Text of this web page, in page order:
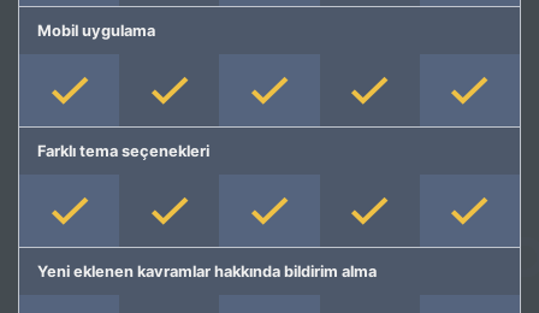
Mobil uygulama
Farklı tema seçenekleri
Yeni eklenen kavramlar hakkında bildirim alma